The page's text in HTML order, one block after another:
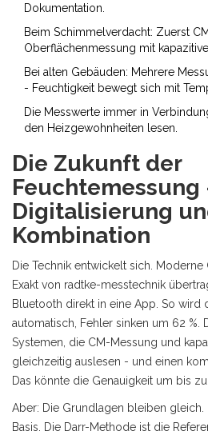
Dokumentation.
Beim Schimmelverdacht: Zuerst
Oberflächenmessung mit
Bei alten Gebäuden: Mehrere
- Feuchtigkeit bewegt sich mit
Die Messwerte immer in
den Heizgewohnheiten lesen.
Die Zukunft der
Feuchtemessung
Digitalisierung
Kombination
Die Technik entwickelt sich.
Exakt von radtke-messtechnik
Bluetooth direkt in eine App. So wird
automatisch, Fehler sinken um 62 %.
Systemen, die CM-Messung und
gleichzeitig auslesen - und einen
Das könnte die Genauigkeit um bis
Aber: Die Grundlagen bleiben
Basis. Die Darr-Methode ist die